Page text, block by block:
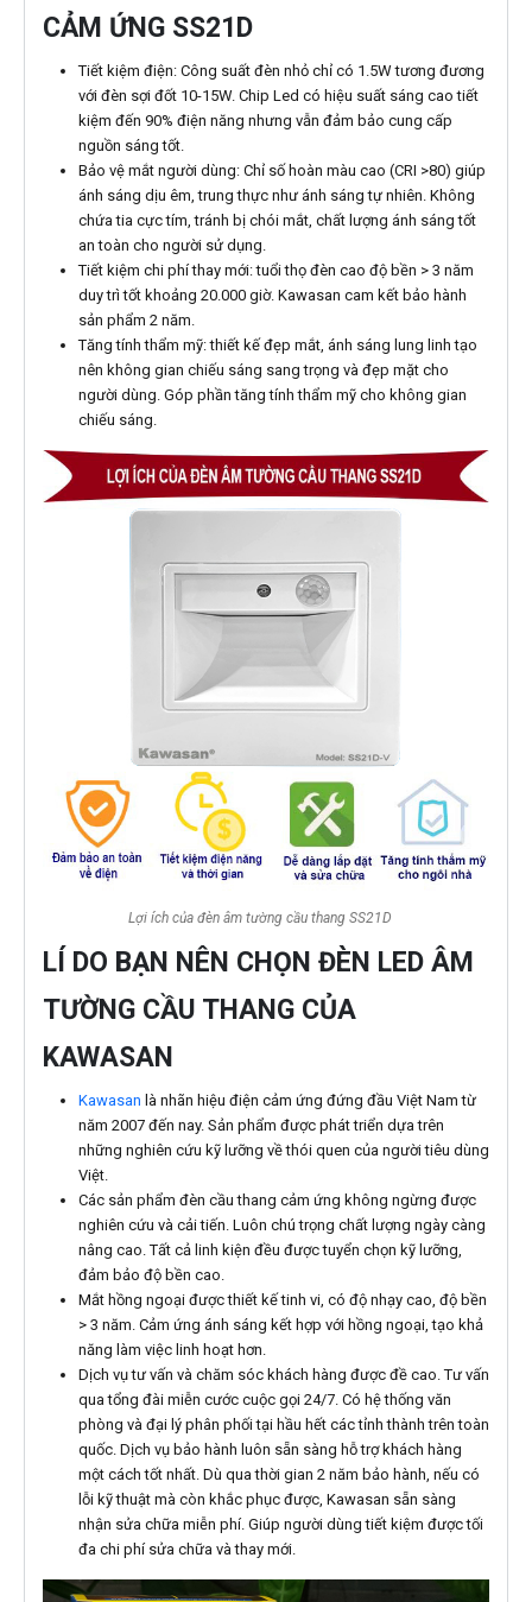
CẢM ỨNG SS21D
Tiết kiệm điện: Công suất đèn nhỏ chỉ có 1.5W tương đương
với đèn sợi đốt 10-15W. Chip Led có hiệu suất sáng cao tiết
kiệm đến 90% điện năng nhưng vẫn đảm bảo cung cấp
nguồn sáng tốt.
Bảo vệ mắt người dùng: Chỉ số hoàn màu cao (CRI >80) giúp
ánh sáng dịu êm, trung thực như ánh sáng tự nhiên. Không
chứa tia cực tím, tránh bị chói mắt, chất lượng ánh sáng tốt
an toàn cho người sử dụng.
Tiết kiệm chi phí thay mới: tuổi thọ đèn cao độ bền > 3 năm
duy trì tốt khoảng 20.000 giờ. Kawasan cam kết bảo hành
sản phẩm 2 năm.
Tăng tính thẩm mỹ: thiết kế đẹp mắt, ánh sáng lung linh tạo
nên không gian chiếu sáng sang trọng và đẹp mặt cho
người dùng. Góp phần tăng tính thẩm mỹ cho không gian
chiếu sáng.
Lợi ích của đèn âm tường cầu thang SS21D
LÍ DO BẠN NÊN CHỌN ĐÈN LED ÂM
TƯỜNG CẦU THANG CỦA
KAWASAN
Kawasan là nhãn hiệu điện cảm ứng đứng đầu Việt Nam từ
năm 2007 đến nay. Sản phẩm được phát triển dựa trên
những nghiên cứu kỹ lưỡng về thói quen của người tiêu dùng
Việt.
Các sản phẩm đèn cầu thang cảm ứng không ngừng được
nghiên cứu và cải tiến. Luôn chú trọng chất lượng ngày càng
nâng cao. Tất cả linh kiện đều được tuyển chọn kỹ lưỡng,
đảm bảo độ bền cao.
Mắt hồng ngoại được thiết kế tinh vi, có độ nhạy cao, độ bền
> 3 năm. Cảm ứng ánh sáng kết hợp với hồng ngoại, tạo khả
năng làm việc linh hoạt hơn.
Dịch vụ tư vấn và chăm sóc khách hàng được đề cao. Tư vấn
qua tổng đài miễn cước cuộc gọi 24/7. Có hệ thống văn
phòng và đại lý phân phối tại hầu hết các tỉnh thành trên toàn
quốc. Dịch vụ bảo hành luôn sẵn sàng hỗ trợ khách hàng
một cách tốt nhất. Dù qua thời gian 2 năm bảo hành, nếu có
lỗi kỹ thuật mà còn khắc phục được, Kawasan sẵn sàng
nhận sửa chữa miễn phí. Giúp người dùng tiết kiệm được tối
đa chi phí sửa chữa và thay mới.